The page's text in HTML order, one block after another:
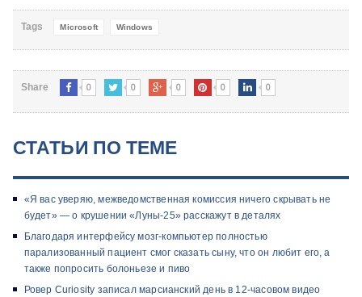
Tags Microsoft Windows
Share 0 0 0 0 0
СТАТЬИ ПО ТЕМЕ
«Я вас уверяю, межведомственная комиссия ничего скрывать не
будет» — о крушении «Луны-25» расскажут в деталях
Благодаря интерфейсу мозг-компьютер полностью
парализованный пациент смог сказать сыну, что он любит его, а
также попросить болоньезе и пиво
Ровер Curiosity записал марсианский день в 12-часовом видео